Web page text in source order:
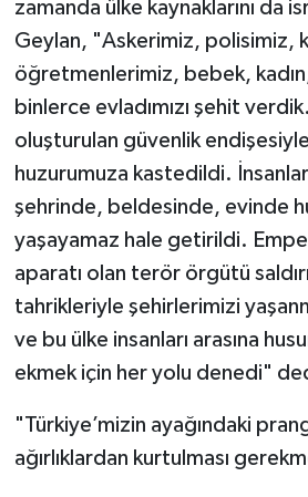
zamanda ülke kaynaklarını da
Geylan, "Askerimiz, polisimiz,
öğretmenlerimiz, bebek,
binlerce evladımızı şehit
oluşturulan güvenlik
huzurumuza kastedildi.
şehrinde, beldesinde, evinde
yaşayamaz hale getirildi.
aparatı olan terör örgütü
tahrikleriyle şehirlerimizi
ve bu ülke insanları arasına
ekmek için her yolu denedi"
"Türkiye’mizin ayağındaki
ağırlıklardan kurtulması